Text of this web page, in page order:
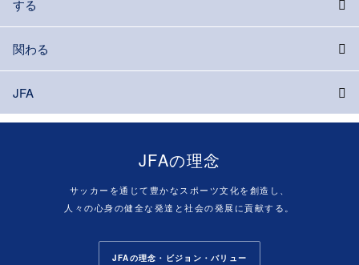
する
関わる
JFA
JFAの理念
サッカーを通じて豊かなスポーツ文化を創造し、
人々の心身の健全な発達と社会の発展に貢献する。
JFAの理念・ビジョン・バリュー